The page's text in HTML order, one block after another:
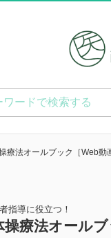
療法オールブック［Web動
指導に役立つ！
操療法オールブ